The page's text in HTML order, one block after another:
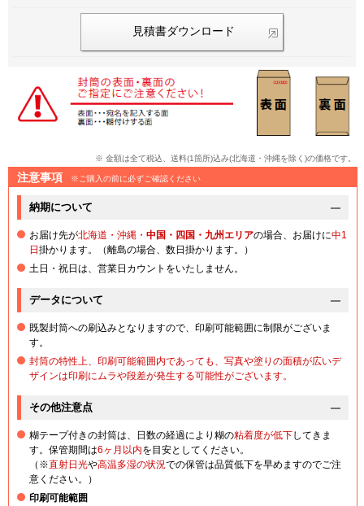
見積書ダウンロード
※ 金額は全て税込、送料(1箇所)込み(北海道・沖縄を除く)の価格です。
注意事項 ※ご購入の前に必ずご確認ください
納期について
お届け先が北海道・沖縄・ 中国・四国・九州エリアの場合、お届けに中1
日 掛かります。（離島の場合、数日掛かります。）
土日・祝日は、営業日カウントをいたしません。
データについて
既製封筒への刷込みとなりますので、印刷可能範囲に制限がございま
す。
封筒の特性上、印刷可能範囲内であっても、写真や塗りの面積が広いデ
ザインは印刷にムラや段差が発生する可能性がございます。
その他注意点
糊テープ付きの封筒は、日数の経過により糊の粘着度が低下してきま
す。保管期間は6ヶ月以内を目安としてください。
（※直射日光や高温多湿の状況での保管は品質低下を早めますのでご注
意ください。）
印刷可能範囲